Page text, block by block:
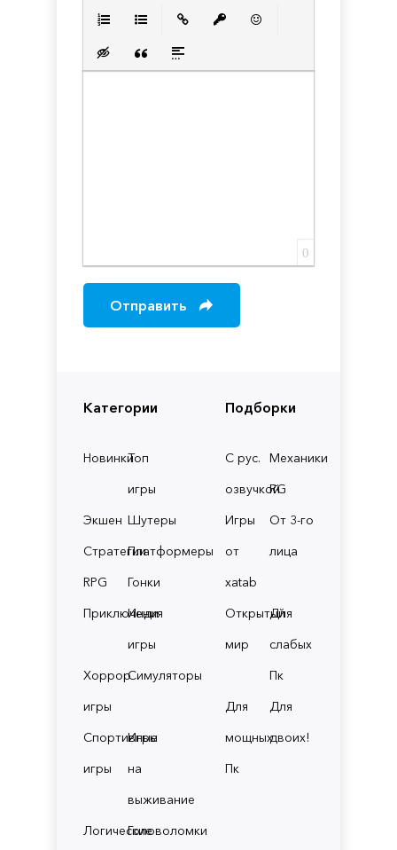
Категории
НовинкиТоп
игры
Экшен Шутеры
СтратегииПлатформеры
RPG
Гонки
Приключения
Инди
игры
Хоррор
игры
Симуляторы
Спортивные
игры
Игры
на
выживание
ЛогическиеГоловоломки
Подборки
С рус.
озвучкой
Механики
RG
Игры
от
xatab
От 3-го
лица
Открытый
мир
Для
слабых
Пк
Для
мощных
Пк
Для
двоих!
Вставка скрытого текста
Вставка цитаты
Вставка спойлера
0
Отправить